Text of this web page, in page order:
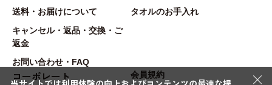
送料・お届けについて
キャンセル・返品・交換・ご
返金
お問い合わせ・FAQ
タオルのお手入れ
コーポレート 会員規約 ×